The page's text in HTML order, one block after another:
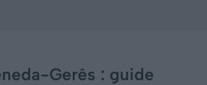
Gerês : guide